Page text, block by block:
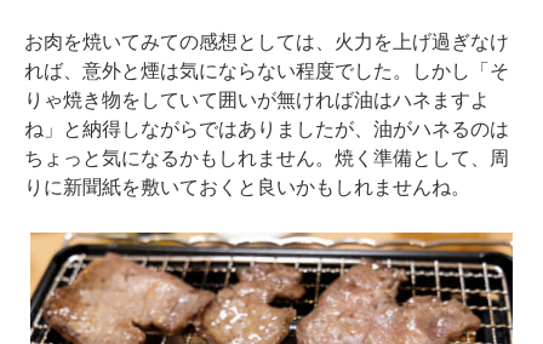
お肉を焼いてみての感想としては、火力を上げ過ぎなけ
れば、意外と煙は気にならない程度でした。しかし「そ
りゃ焼き物をしていて囲いが無ければ油はハネますよ
ね」と納得しながらではありましたが、油がハネるのは
ちょっと気になるかもしれません。焼く準備として、周
りに新聞紙を敷いておくと良いかもしれませんね。